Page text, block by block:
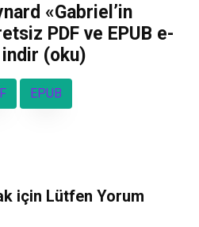
«Gabriel’in
PDF ve EPUB e-
(oku)
EPUB
için Lütfen Yorum